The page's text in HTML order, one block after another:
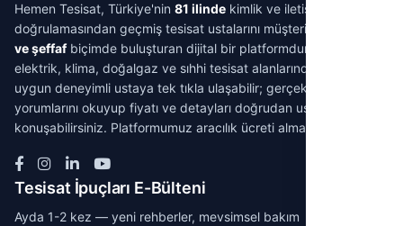
Hemen Tesisat, Türkiye'nin 81 ilinde kimlik ve iletişim
doğrulamasından geçmiş tesisat ustalarını müşterilerle
ve şeffafbiçimde buluşturan dijital bir platformdur. Su tesisatı,
elektrik, klima, doğalgaz ve sıhhi tesisat alanlarında ihtiyacınıza
uygun deneyimli ustaya tek tıkla ulaşabilir; gerçek müşteri
yorumlarını okuyup fiyatı ve detayları doğrudan ustayla
konuşabilirsiniz. Platformumuz aracılık ücreti almaz.
Tesisat İpuçları E-Bülteni
Ayda 1-2 kez — yeni rehberler, mevsimsel bakım